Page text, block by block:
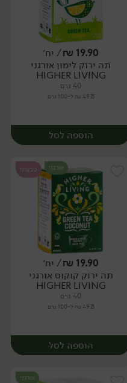
יח׳
19.90
₪/ יח׳
תה ירוק לימון אורגני
HIGHER LIVING
40 גרם
49.75 ₪ ל-100 גרם
הוספה לסל
יח׳
אורגני טבעוני
19.90
₪/ יח׳
תה ירוק קוקוס אורגני
HIGHER LIVING
40 גרם
49.75 ₪ ל-100 גרם
הוספה לסל
אורגני